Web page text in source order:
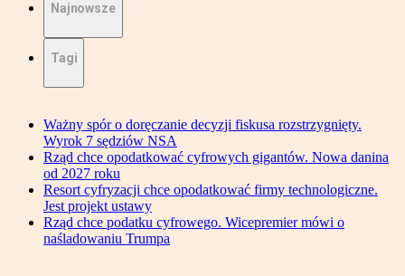
Najnowsze
Tagi
Ważny spór o doręczanie decyzji fiskusa rozstrzygnięty.
Wyrok 7 sędziów NSA
Rząd chce opodatkować cyfrowych gigantów. Nowa danina
od 2027 roku
Resort cyfryzacji chce opodatkować firmy technologiczne.
Jest projekt ustawy
Rząd chce podatku cyfrowego. Wicepremier mówi o
naśladowaniu Trumpa